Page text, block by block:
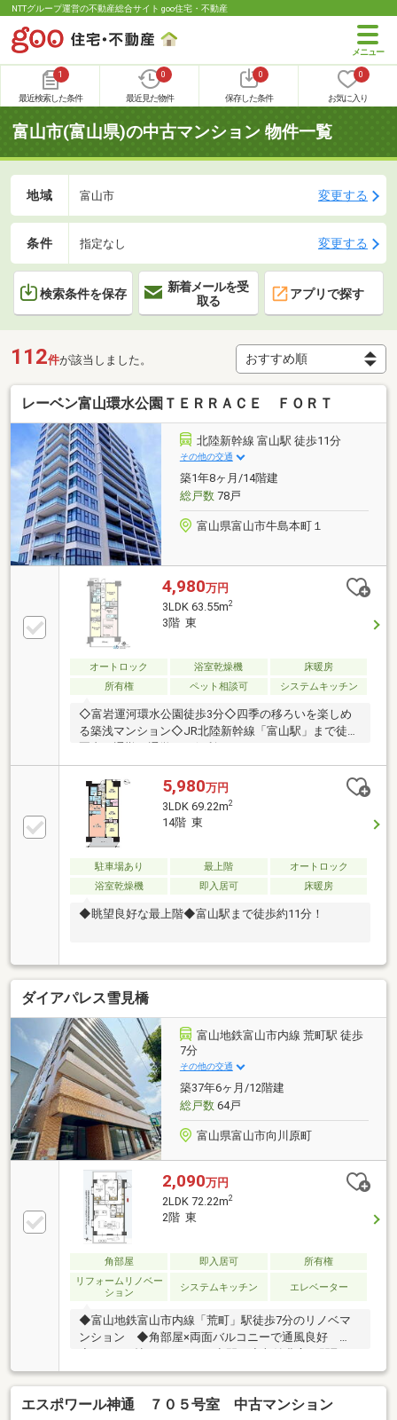
NTTグループ運営の不動産総合サイト goo住宅・不動産
1
最近検索した条件
0
最近見た物件
0
保存した条件
0
お気に入り
富山市(富山県)の中古マンション 物件一覧
地域 富山市 変更する
条件 指定なし 変更する
検索条件を保存
新着メールを受
取る
アプリで探す
112件が該当しました。
レーベン富山環水公園ＴＥＲＲＡＣＥ ＦＯＲＴ
北陸新幹線 富山駅 徒歩11分
その他の交通
築1年8ヶ月/14階建
総戸数78戸
富山県富山市牛島本町１
4,980万円
3LDK 63.55m2
3階 東
オートロック 浴室乾燥機
床暖房
所有権
ペット相談可 システムキッチン
◇富岩運河環水公園徒歩3分◇四季の移ろいを楽しめ
る築浅マンション◇JR北陸新幹線「富山駅」まで徒歩
5,980万円
3LDK 69.22m2
14階 東
駐車場あり 最上階
オートロック
浴室乾燥機
即入居可 床暖房
◆眺望良好な最上階◆富山駅まで徒歩約11分！
ダイアパレス雪見橋
富山地鉄富山市内線 荒町駅 徒歩
7分
その他の交通
築37年6ヶ月/12階建
総戸数64戸
富山県富山市向川原町
2,090万円
2LDK 72.22m2
2階 東
角部屋 即入居可
所有権
リフォームリノベー
ション
システムキッチン エレベーター
◆富山地鉄富山市内線「荒町」駅徒歩7分のリノベマ
ンション ◆角部屋×両面バルコニーで通風良好
プラン ◆食洗機など設備充実
エスポワール神通 ７０５号室 中古マンション